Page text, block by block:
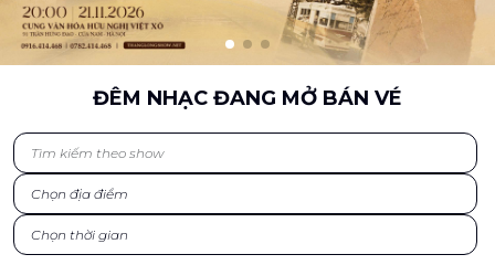
ĐÊM NHẠC ĐANG MỞ BÁN VÉ